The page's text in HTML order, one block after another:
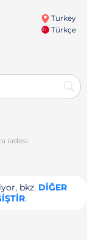
Turkey
Türkçe
iadesi
bkz. DIĞER
.